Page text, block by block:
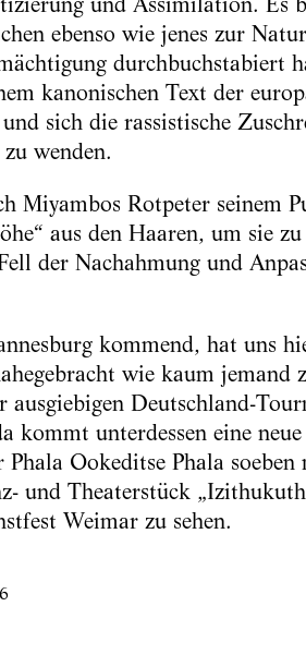
ebenso wie jenes zur
durchbuchstabiert
kanonischen Text der
sich die rassistische
zu wenden.
Miyambos Rotpeter seinem
aus den Haaren, um sie
der Nachahmung und
kommend, hat uns
wie kaum jemand
ausgiebigen Deutschland-
kommt unterdessen eine
Phala Ookeditse Phala
und Theaterstück
Weimar zu sehen.